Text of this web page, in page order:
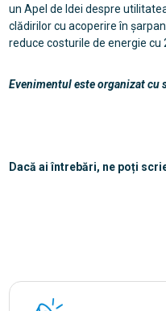
un Apel de Idei despre
clădirilor cu acoperire în
reduce costurile de energie cu
Evenimentul este organizat cu
Dacă ai întrebări, ne poți